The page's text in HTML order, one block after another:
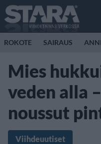
ROKOTE SAIRAUS
Mies
veden alla
noussut
Viihdeuutiset